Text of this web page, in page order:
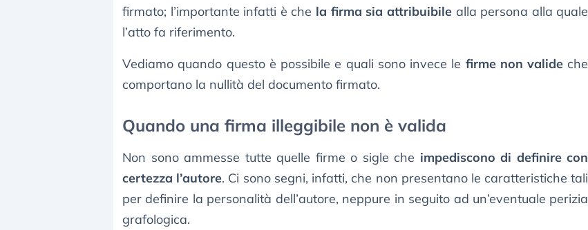
firmato; l’importante infatti è che la firma sia attribuibilealla persona alla quale
l’atto fa riferimento.
Vediamo quando questo è possibile e quali sono invece le firme non valide che
comportano la nullità del documento firmato.
Quando una firma illeggibile non è valida
Non sono ammesse tutte quelle firme o sigle che impediscono di definire con
certezza l’autore. Ci sono segni, infatti, che non presentano le caratteristiche tali
per definire la personalità dell’autore, neppure in seguito ad un’eventuale perizia
grafologica.